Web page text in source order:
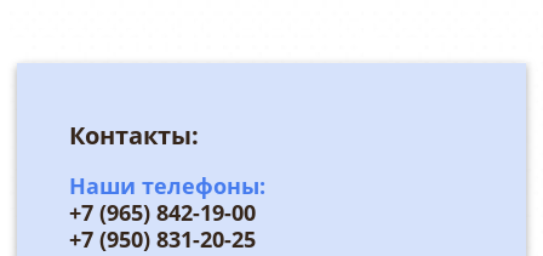
Контакты:
Наши телефоны:
+7 (965) 842-19-00
+7 (950) 831-20-25